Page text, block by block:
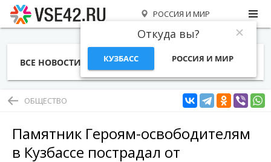
РОССИЯ И МИР
Откуда вы?
КУЗБАСС РОССИЯ И МИР
ВСЕ НОВОСТИ СТАТЬИ ТЕМЫ ФОТО
ОБЩЕСТВО
Памятник Героям-освободителям
в Кузбассе пострадал от